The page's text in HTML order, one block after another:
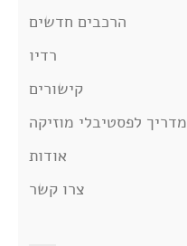
הרכבים חדשים
רדיו
קישורים
מדריך לפסטיבלי מוזיקה
אודות
צרו קשר